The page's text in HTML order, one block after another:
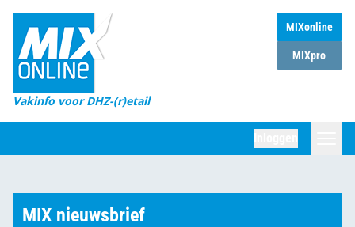
MIXonline
MIXpro
Vakinfo voor DHZ-(r)etail
Home
Magazines
DHZ Sessie
Marktcijfers
MIX nieuwsbrief